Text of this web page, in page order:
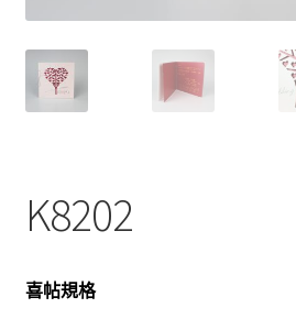
K8202
喜帖規格